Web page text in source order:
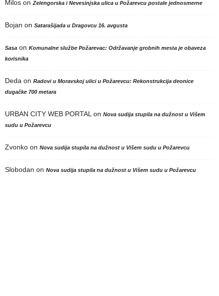
Milos onZelengorska i Nevesinjska ulica u Požarevcu postale jednosmerne
Bojan on Satarašijada u Dragovcu 16. avgusta
Sasa on Komunalne službe Požarevac: Održavanje grobnih mesta je obaveza
korisnika
Deda on Radovi u Moravskoj ulici u Požarevcu: Rekonstrukcija deonice
dugačke 700 metara
URBAN CITY WEB PORTALon Nova sudija stupila na dužnost u Višem
sudu u Požarevcu
Zvonko on Nova sudija stupila na dužnost u Višem sudu u Požarevcu
Slobodan on Nova sudija stupila na dužnost u Višem sudu u Požarevcu